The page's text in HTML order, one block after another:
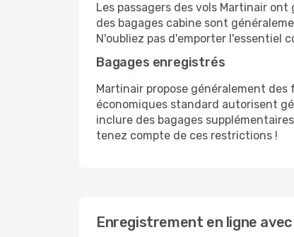
Les passagers des vols Martinair
des bagages cabine sont
N'oubliez pas d'emporter l'essentiel
Bagages enregistrés
Martinair propose généralement
économiques standard autorisent
inclure des bagages
tenez compte de ces restrictions !
Enregistrement en ligne